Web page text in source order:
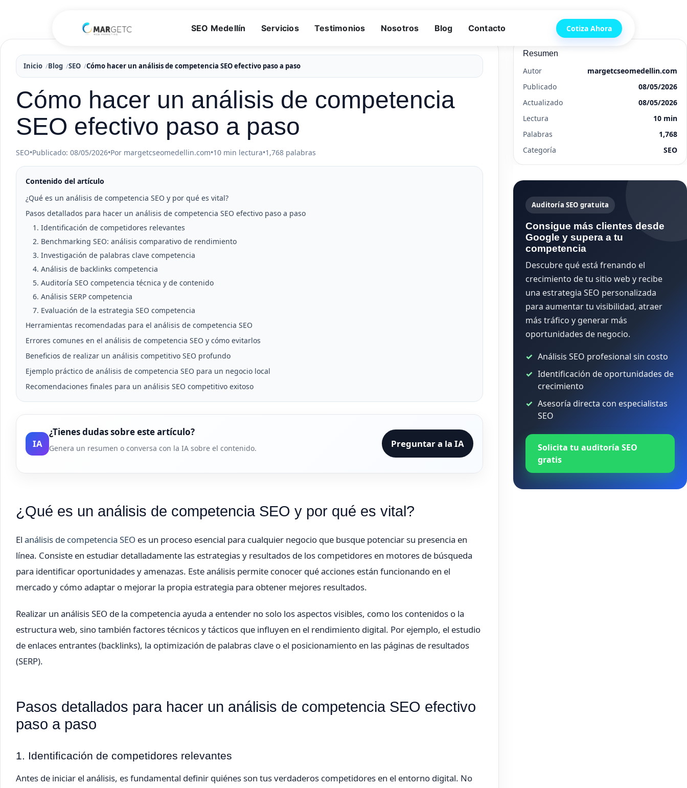
SEO Medellín Servicios Testimonios Nosotros Blog Contacto Cotiza Ahora
Inicio Blog SEO Cómo hacer un análisis de competencia SEO efectivo paso a paso
Cómo hacer un análisis de competencia
SEO efectivo paso a paso
SEO•Publicado: 08/05/2026•Por margetcseomedellin.com•10 min lectura•1,768 palabras
Contenido del artículo
¿Qué es un análisis de competencia SEO y por qué es vital?
Pasos detallados para hacer un análisis de competencia SEO efectivo paso a paso
1. Identificación de competidores relevantes
2. Benchmarking SEO: análisis comparativo de rendimiento
3. Investigación de palabras clave competencia
4. Análisis de backlinks competencia
5. Auditoría SEO competencia técnica y de contenido
6. Análisis SERP competencia
7. Evaluación de la estrategia SEO competencia
Herramientas recomendadas para el análisis de competencia SEO
Errores comunes en el análisis de competencia SEO y cómo evitarlos
Beneficios de realizar un análisis competitivo SEO profundo
Ejemplo práctico de análisis de competencia SEO para un negocio local
Recomendaciones finales para un análisis SEO competitivo exitoso
IA
¿Tienes dudas sobre este artículo?
Genera un resumen o conversa con la IA sobre el contenido. Preguntar a la IA
¿Qué es un análisis de competencia SEO y por qué es vital?
El análisis de competencia SEO es un proceso esencial para cualquier negocio que busque potenciar su presencia en
línea. Consiste en estudiar detalladamente las estrategias y resultados de los competidores en motores de búsqueda
para identificar oportunidades y amenazas. Este análisis permite conocer qué acciones están funcionando en el
mercado y cómo adaptar o mejorar la propia estrategia para obtener mejores resultados.
Realizar un análisis SEO de la competencia ayuda a entender no solo los aspectos visibles, como los contenidos o la
estructura web, sino también factores técnicos y tácticos que influyen en el rendimiento digital. Por ejemplo, el estudio
de enlaces entrantes (backlinks), la optimización de palabras clave o el posicionamiento en las páginas de resultados
(SERP).
Pasos detallados para hacer un análisis de competencia SEO efectivo
paso a paso
1. Identificación de competidores relevantes
Antes de iniciar el análisis, es fundamental definir quiénes son tus verdaderos competidores en el entorno digital. No
Resumen
Autor
margetcseomedellin.com
Publicado
08/05/2026
Actualizado
08/05/2026
Lectura
10 min
Palabras
1,768
Categoría
SEO
Auditoría SEO gratuita
Consigue más clientes desde
Google y supera a tu
competencia
Descubre qué está frenando el
crecimiento de tu sitio web y recibe
una estrategia SEO personalizada
para aumentar tu visibilidad, atraer
más tráfico y generar más
oportunidades de negocio.
Análisis SEO profesional sin costo
Identificación de oportunidades de
crecimiento
Asesoría directa con especialistas
SEO
Solicita tu auditoría SEO
gratis